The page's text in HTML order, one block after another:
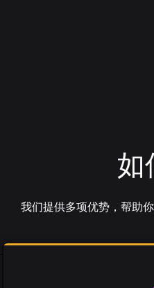
如
我们提供多项优势，帮助